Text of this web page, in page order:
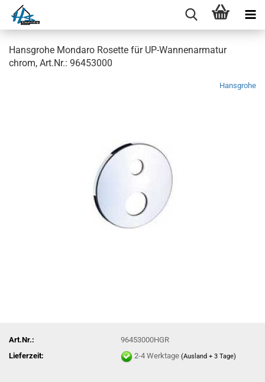
Hansgrohe Mondaro Rosette für UP-Wannenarmatur
chrom, Art.Nr.: 96453000
Hansgrohe
Art.Nr.:
96453000HGR
Lieferzeit:
2-4 Werktage(Ausland + 3 Tage)